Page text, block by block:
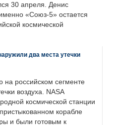
30 апреля. Денис
«Союз-5» остается
космической
два места утечки
на российском сегменте
воздуха. NASA
космической станции
корабле
и были готовым к